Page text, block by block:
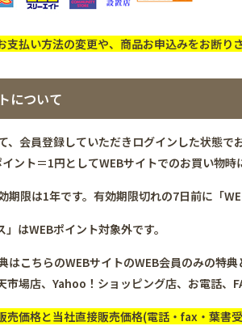
払い方法の変更や、商品お申込みをお断り
について
、会員登録していただきログインした状態
ント＝1円としてWEBサイトでのお買い物時
期限は1年です。有効期限切れの7日前に「
はWEBポイント対象外です。
はこちらのWEBサイトのWEB会員のみの特典
場店、Yahoo！ショッピング店、お電話、
価格と当社直接販売価格(電話・fax・葉書